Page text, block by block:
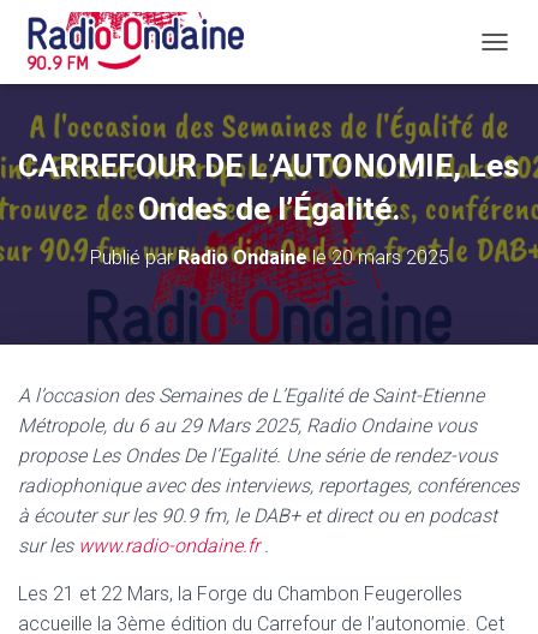
É
L
E
L
A
N
O
CARREFOUR DE L’AUTONOMIE, Les
Ondes de l’Égalité.
Publié parRadio Ondainele20 mars 2025
A l’occasion des Semaines de L’Egalité de Saint-Etienne
Métropole, du 6 au 29 Mars 2025, Radio Ondaine vous
propose Les Ondes De l’Egalité. Une série de rendez-vous
radiophonique avec des interviews, reportages, conférences
à écouter sur les 90.9 fm, le DAB+ et direct ou en podcast
sur les www.radio-ondaine.fr.
Les 21 et 22 Mars, la Forge du Chambon Feugerolles
accueille la 3ème édition du Carrefour de l’autonomie. Cet